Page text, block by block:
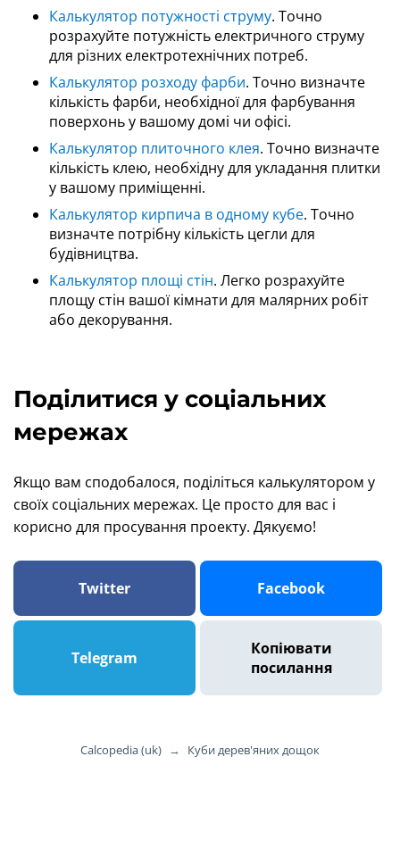
Калькулятор потужності струму. Точно
розрахуйте потужність електричного струму
для різних електротехнічних потреб.
Калькулятор розходу фарби. Точно визначте
кількість фарби, необхідної для фарбування
поверхонь у вашому домі чи офісі.
Калькулятор плиточного клея. Точно визначте
кількість клею, необхідну для укладання плитки
у вашому приміщенні.
Калькулятор кирпича в одному кубе. Точно
визначте потрібну кількість цегли для
будівництва.
Калькулятор площі стін. Легко розрахуйте
площу стін вашої кімнати для малярних робіт
або декорування.
Поділитися у соціальних
мережах
Якщо вам сподобалося, поділіться калькулятором у
своїх соціальних мережах. Це просто для вас і
корисно для просування проекту. Дякуємо!
Twitter Facebook
Telegram
Копіювати
посилання
Calcopedia (uk) → Куби дерев'яних дощок